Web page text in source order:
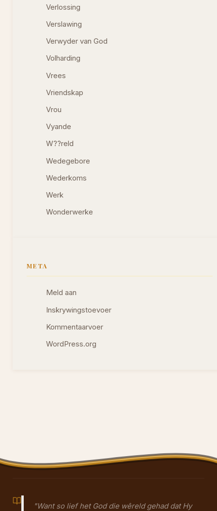
Verlossing
Verslawing
Verwyder van God
Volharding
Vrees
Vriendskap
Vrou
Vyande
W??reld
Wedegebore
Wederkoms
Werk
Wonderwerke
META
Meld aan
Inskrywingstoevoer
Kommentaarvoer
WordPress.org
"Want so lief het God die wêreld gehad dat Hy